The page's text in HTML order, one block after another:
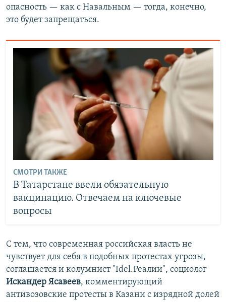
опасность — как с Навальным — тогда, конечно,
это будет запрещаться.
СМОТРИ ТАКЖЕ
В Татарстане ввели обязательную
вакцинацию. Отвечаем на ключевые
вопросы
С тем, что современная российская власть не
чувствует для себя в подобных протестах угрозы,
соглашается и колумнист "Idel.Реалии", социолог
Искандер Ясавеев, комментирующий
антивозовские протесты в Казани с изрядной долей